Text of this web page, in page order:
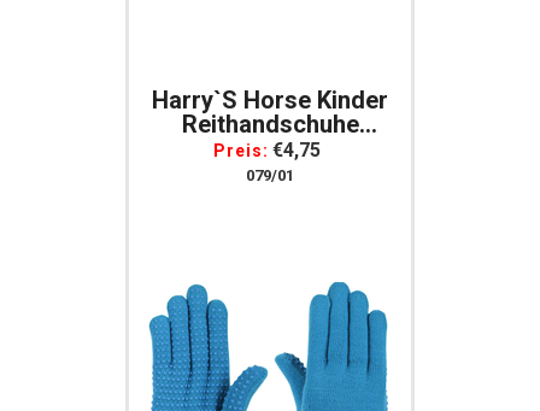
Harry`s Horse Kinder
Reithandschuhe
GRIPPY Elastisch
Innenseite Mit
Preis: €4,75
079/01